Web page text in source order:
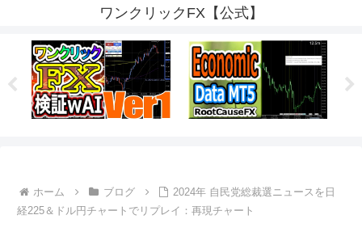
ワンクリックFX【公式】
ホーム ブログ
2024年 自民党総裁選ニュースを日
経225＆ドル円チャートでリプレイ：再現チャート